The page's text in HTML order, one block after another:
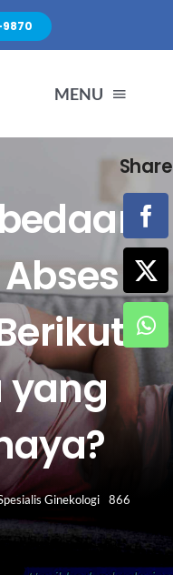
MENU
yang
Ginekologi 866
Share